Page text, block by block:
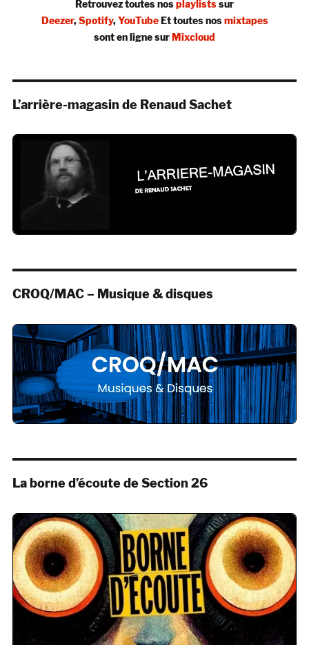
Retrouvez toutes nosplaylistssur
Deezer,Spotify,YouTubeEt toutes nosmixtapes
sont en ligne surMixcloud
L’arrière-magasin de Renaud Sachet
CROQ/MAC – Musique & disques
La borne d’écoute de Section 26